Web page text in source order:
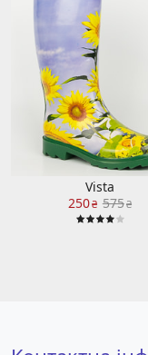
Vista
250₴ 575₴